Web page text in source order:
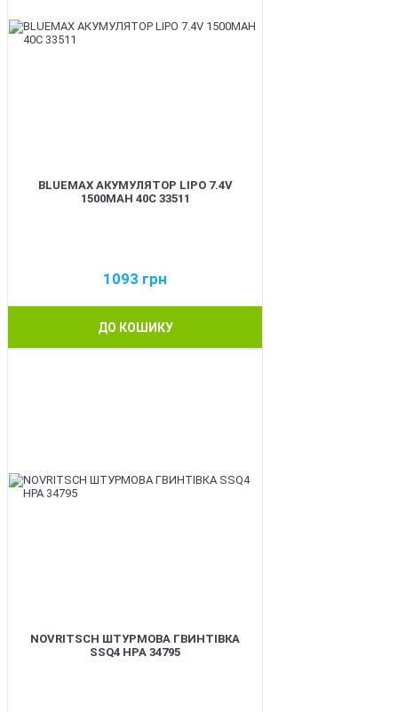
BLUEMAX АКУМУЛЯТОР LIPO 7.4V
1500MAH 40C 33511
1093 грн
ДО КОШИКУ
NOVRITSCH ШТУРМОВА ГВИНТІВКА
SSQ4 HPA 34795